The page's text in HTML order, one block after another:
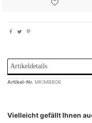
Artikeldetails
Artikel-Nr. MKIMBB06
Vielleicht gefällt Ihnen